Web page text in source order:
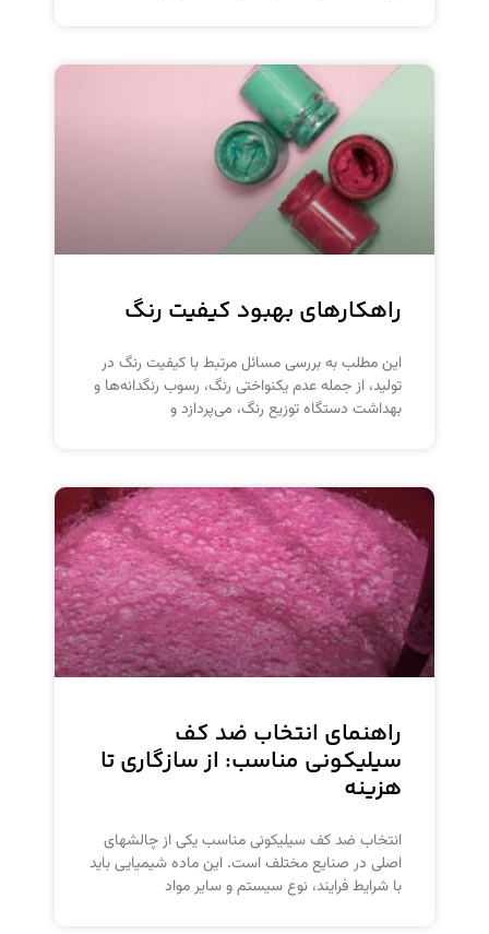
راهکارهای بهبود کیفیت رنگ
این مطلب به بررسی مسائل مرتبط با کیفیت رنگ در
تولید، از جمله عدم یکنواختی رنگ، رسوب رنگدانه‌ها و
بهداشت دستگاه توزیع رنگ، می‌پردازد و
راهنمای انتخاب ضد کف
سیلیکونی مناسب: از سازگاری تا
هزینه
انتخاب ضد کف سیلیکونی مناسب یکی از چالشهای
اصلی در صنایع مختلف است. این ماده شیمیایی باید
با شرایط فرایند، نوع سیستم و سایر مواد